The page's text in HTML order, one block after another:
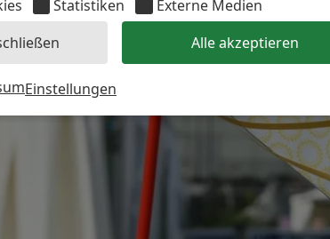
Statistiken
Externe Medien
Alle akzeptieren
Einstellungen